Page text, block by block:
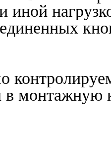
иной
в монтажную